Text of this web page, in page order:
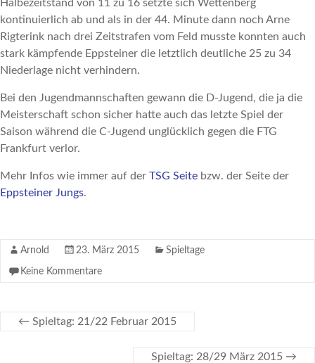
Halbezeitstand von 11 zu 16 setzte sich Wettenberg
kontinuierlich ab und als in der 44. Minute dann noch Arne
Rigterink nach drei Zeitstrafen vom Feld musste konnten auch
stark kämpfende Eppsteiner die letztlich deutliche 25 zu 34
Niederlage nicht verhindern.
Bei den Jugendmannschaften gewann die D-Jugend, die ja die
Meisterschaft schon sicher hatte auch das letzte Spiel der
Saison während die C-Jugend unglücklich gegen die FTG
Frankfurt verlor.
Mehr Infos wie immer auf der TSG Seite bzw. der Seite der
Eppsteiner Jungs.
Arnold 23. März 2015 Spieltage
Keine Kommentare
← Spieltag: 21/22 Februar 2015
Spieltag: 28/29 März 2015 →